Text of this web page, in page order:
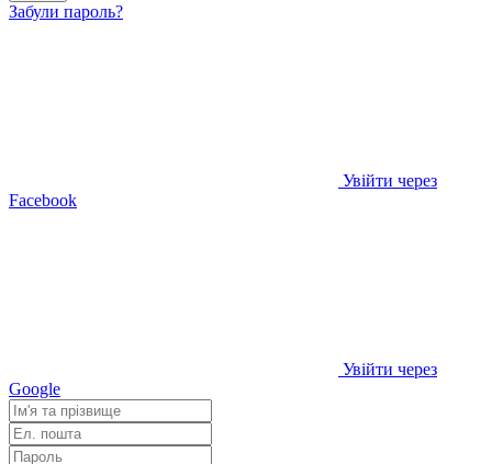
Забули пароль?
Увійти через
Facebook
Увійти через
Google